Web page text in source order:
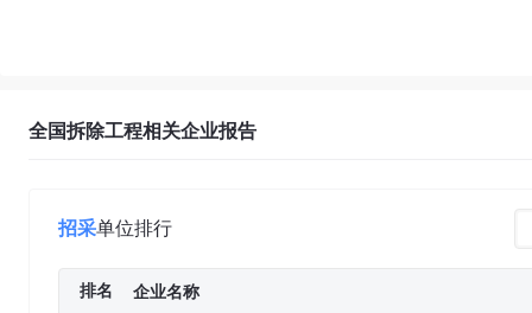
全国拆除工程相关企业报告
招采单位排行
排名 企业名称